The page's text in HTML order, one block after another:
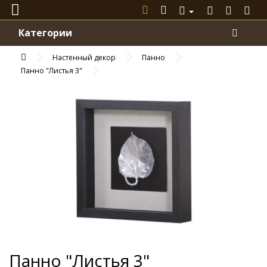
Категории
Настенный декор
Панно
Панно "Листья 3"
Панно "Листья 3"